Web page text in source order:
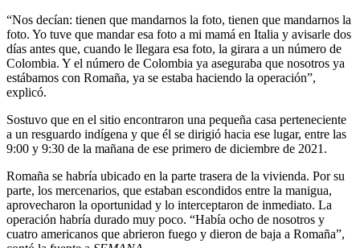
“Nos decían: tienen que mandarnos la foto, tienen que mandarnos la
foto. Yo tuve que mandar esa foto a mi mamá en Italia y avisarle dos
días antes que, cuando le llegara esa foto, la girara a un número de
Colombia. Y el número de Colombia ya aseguraba que nosotros ya
estábamos con Romaña, ya se estaba haciendo la operación”,
explicó.
Sostuvo que en el sitio encontraron una pequeña casa perteneciente
a un resguardo indígena y que él se dirigió hacia ese lugar, entre las
9:00 y 9:30 de la mañana de ese primero de diciembre de 2021.
Romaña se habría ubicado en la parte trasera de la vivienda. Por su
parte, los mercenarios, que estaban escondidos entre la manigua,
aprovecharon la oportunidad y lo interceptaron de inmediato. La
operación habría durado muy poco. “Había ocho de nosotros y
cuatro americanos que abrieron fuego y dieron de baja a Romaña”,